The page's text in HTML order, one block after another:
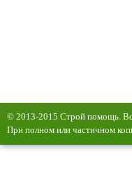
© 2013-2015 Строй помощь.
При полном или частичном